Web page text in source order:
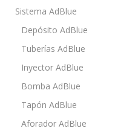
Sistema AdBlue
Depósito AdBlue
Tuberías AdBlue
Inyector AdBlue
Bomba AdBlue
Tapón AdBlue
Aforador AdBlue